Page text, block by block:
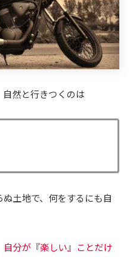
然と行きつくのは
土地で、何をするにも自
分が『楽しい』ことだけ